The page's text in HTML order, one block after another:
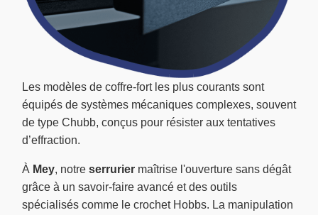
Les modèles de coffre-fort les plus courants sont
équipés de systèmes mécaniques complexes, souvent
de type Chubb, conçus pour résister aux tentatives
d’effraction.
À Mey, notre serrurier maîtrise l'ouverture sans dégât
grâce à un savoir-faire avancé et des outils
spécialisés comme le crochet Hobbs. La manipulation